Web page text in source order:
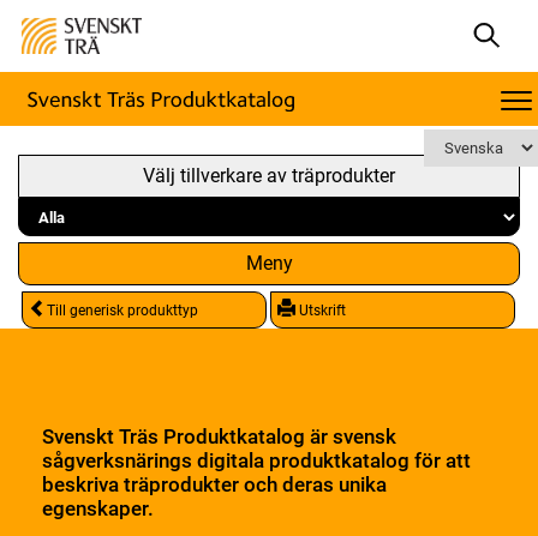
Välj tillverkare av träprodukter
Meny
Till generisk produkttyp Utskrift
Svenskt Träs Produktkatalog är svensk
sågverksnärings digitala produktkatalog för att
beskriva träprodukter och deras unika
egenskaper.